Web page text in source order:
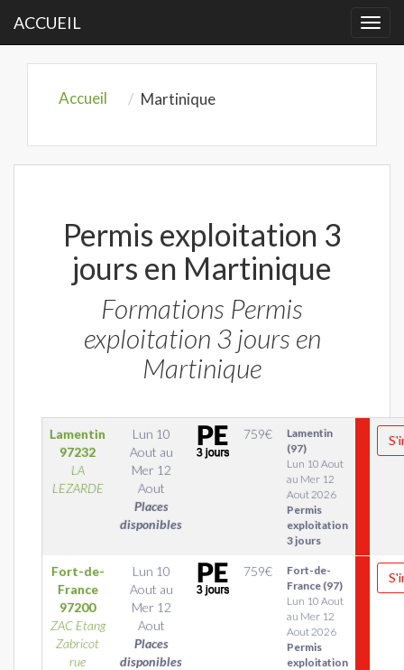
ACCUEIL
Accueil Martinique
Permis exploitation 3
jours en Martinique
Formations Permis
exploitation 3 jours en
Martinique
Lamentin
97232
LA
LEZARDE
Lun 10
Aout au
Mer 12
Aout
Places
disponibles
759€
Lamentin
(97)
Lun 10 Aout
au Mer 12
Aout 2026
Permis
exploitation
3 jours
Fort-de-
France
97200
ZAC Etang
Zabricot
rue
Lun 10
Aout au
Mer 12
Aout
Places
disponibles
759€
Fort-de-
France (97)
Lun 10 Aout
au Mer 12
Aout 2026
Permis
exploitation